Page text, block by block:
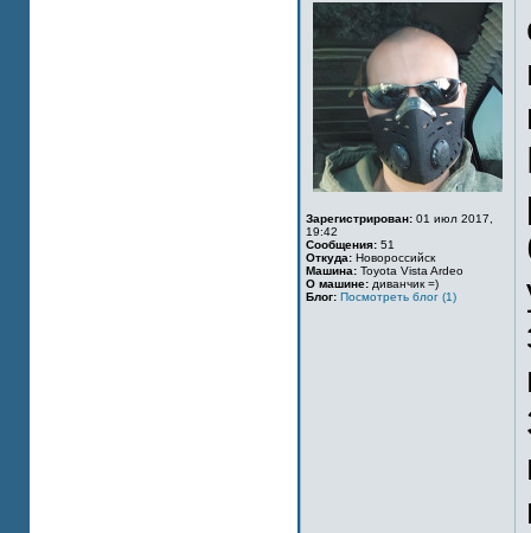
Зарегистрирован: 01 июл 2017,
19:42
Сообщения: 51
Откуда: Новороссийск
Машина: Toyota Vista Ardeo
О машине: диванчик =)
Блог: Посмотреть блог (1)